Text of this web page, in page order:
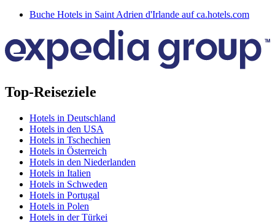
Buche Hotels in Saint Adrien d'Irlande auf ca.hotels.com
Top-Reiseziele
Hotels in Deutschland
Hotels in den USA
Hotels in Tschechien
Hotels in Österreich
Hotels in den Niederlanden
Hotels in Italien
Hotels in Schweden
Hotels in Portugal
Hotels in Polen
Hotels in der Türkei